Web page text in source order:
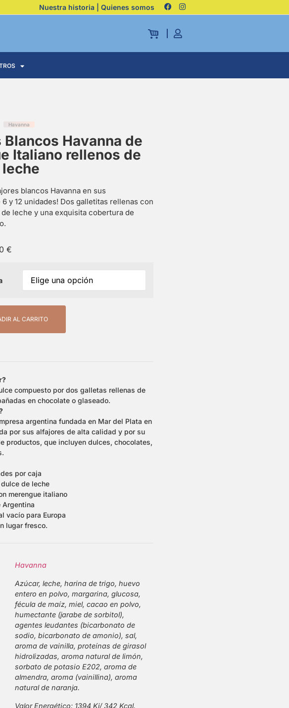
Nuestra historia | Quienes somos
Havanna
Havanna de
Italiano rellenos de
blancos Havanna en sus
y 12 unidades! Dos galletitas rellenas con
leche y una exquisita cobertura de
€
AL CARRITO
compuesto por dos galletas rellenas de
en chocolate o glaseado.
argentina fundada en Mar del Plata en
por sus alfajores de alta calidad y por su
productos, que incluyen dulces, chocolates,
por caja
de leche
merengue italiano
Argentina
vacío para Europa
lugar fresco.
Havanna
Azúcar, leche, harina de trigo, huevo
entero en polvo, margarina, glucosa,
fécula de maíz, miel, cacao en polvo,
humectante (jarabe de sorbitol),
agentes leudantes (bicarbonato de
sodio, bicarbonato de amonio), sal,
aroma de vainilla, proteínas de girasol
hidrolizadas, aroma natural de limón,
sorbato de potasio E202, aroma de
almendra, aroma (vainillina), aroma
natural de naranja.
Valor Energético: 1394 Kj/ 342 Kcal.